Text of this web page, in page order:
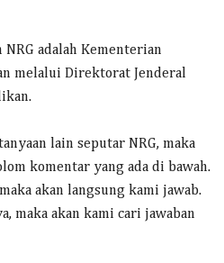
adalah Kementerian
melalui Direktorat Jenderal
lain seputar NRG, maka
komentar yang ada di bawah.
akan langsung kami jawab.
maka akan kami cari jawaban